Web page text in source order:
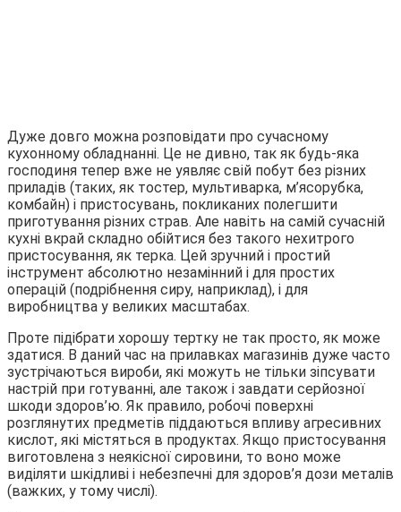
Дуже довго можна розповідати про сучасному
кухонному обладнанні. Це не дивно, так як будь-яка
господиня тепер вже не уявляє свій побут без різних
приладів (таких, як тостер, мультиварка, м’ясорубка,
комбайн) і пристосувань, покликаних полегшити
приготування різних страв. Але навіть на самій сучасній
кухні вкрай складно обійтися без такого нехитрого
пристосування, як терка. Цей зручний і простий
інструмент абсолютно незамінний і для простих
операцій (подрібнення сиру, наприклад), і для
виробництва у великих масштабах.
Проте підібрати хорошу тертку не так просто, як може
здатися. В даний час на прилавках магазинів дуже часто
зустрічаються вироби, які можуть не тільки зіпсувати
настрій при готуванні, але також і завдати серйозної
шкоди здоров’ю. Як правило, робочі поверхні
розглянутих предметів піддаються впливу агресивних
кислот, які містяться в продуктах. Якщо пристосування
виготовлена з неякісної сировини, то воно може
виділяти шкідливі і небезпечні для здоров’я дози металів
(важких, у тому числі).